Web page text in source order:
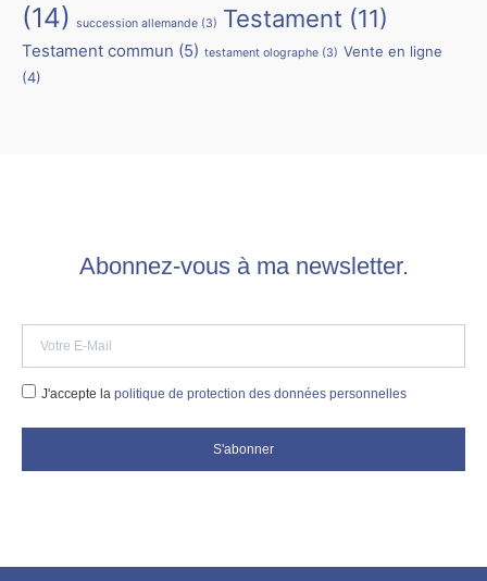
(14) succession allemande (3) Testament (11)
Testament commun (5) testament olographe (3) Vente en ligne
(4)
Abonnez-vous à ma newsletter.
J'accepte la politique de protection des données personnelles
S'abonner